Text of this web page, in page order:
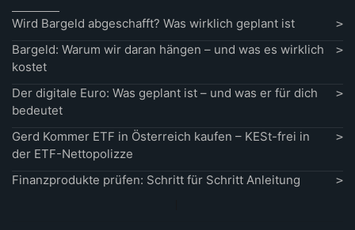
Wird Bargeld abgeschafft? Was wirklich geplant ist
Bargeld: Warum wir daran hängen – und was es wirklich
kostet
Der digitale Euro: Was geplant ist – und was er für dich
bedeutet
Gerd Kommer ETF in Österreich kaufen – KESt-frei in
der ETF-Nettopolizze
Finanzprodukte prüfen: Schritt für Schritt Anleitung